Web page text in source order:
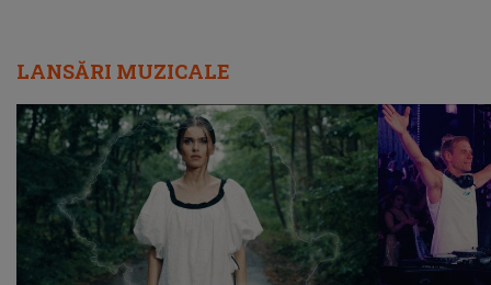
LANSĂRI MUZICALE